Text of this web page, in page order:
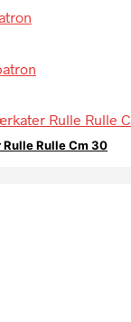
Rulle Cm 30